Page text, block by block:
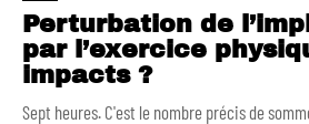
Perturbation de
par l’exercice
impacts ?
Sept heures. C'est le nombre précis de